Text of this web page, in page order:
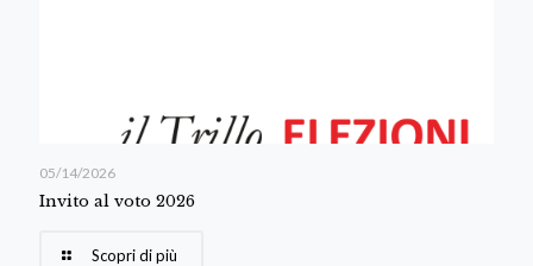
05/14/2026
Invito al voto 2026
Scopri di più